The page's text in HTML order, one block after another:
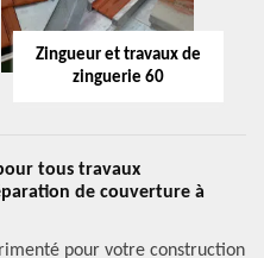
Zingueur et travaux de
zinguerie 60
tous travaux
de couverture à
pour votre construction